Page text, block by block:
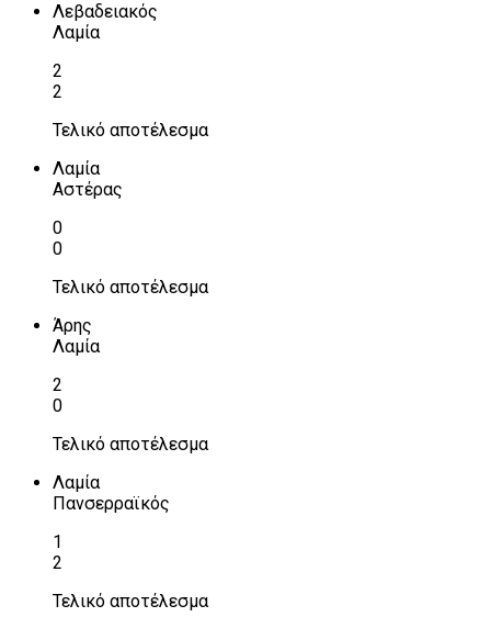
Λεβαδειακός
Λαμία
2
2
Τελικό αποτέλεσμα
Λαμία
Αστέρας
0
0
Τελικό αποτέλεσμα
Άρης
Λαμία
2
0
Τελικό αποτέλεσμα
Λαμία
Πανσερραϊκός
1
2
Τελικό αποτέλεσμα